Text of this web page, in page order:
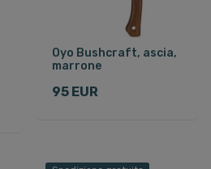
Oyo Bushcraft, ascia,
marrone
95 EUR